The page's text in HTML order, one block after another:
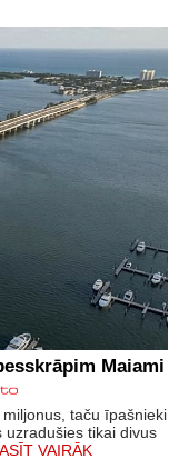
Maiami
taču īpašnieki
tikai divus
VAIRĀK